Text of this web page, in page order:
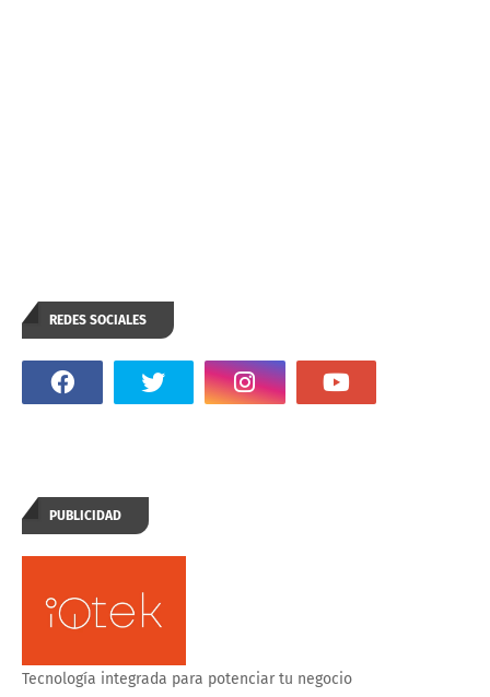
REDES SOCIALES
PUBLICIDAD
Tecnología integrada para potenciar tu negocio